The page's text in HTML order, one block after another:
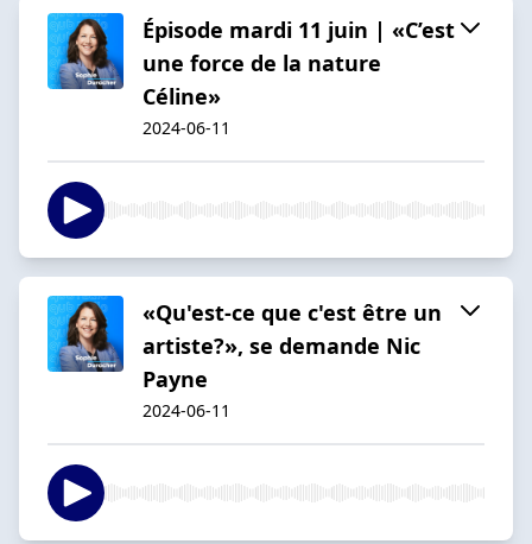
Épisode mardi 11 juin | «C’est
une force de la nature
Céline»
2024-06-11
«Qu'est-ce que c'est être un
artiste?», se demande Nic
Payne
2024-06-11